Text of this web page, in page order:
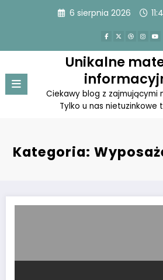
6 sierpnia 2026
Unikalne
Ciekawy blog z zajmującymi
Tylko u nas nietuzinkowe
Kategoria: